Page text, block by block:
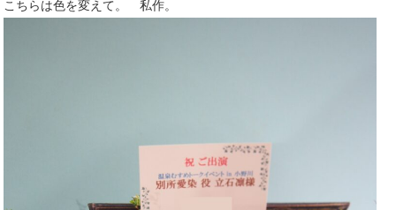
こちらは色を変えて。 私作。